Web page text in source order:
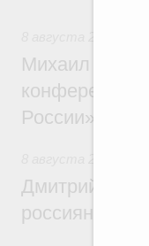
Михаил
России»
Дмитрий
россиян с